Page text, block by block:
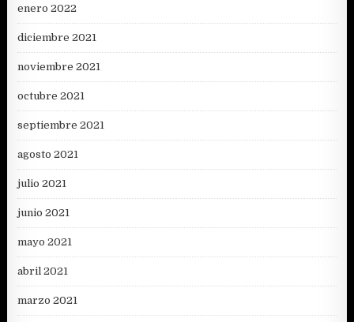
enero 2022
diciembre 2021
noviembre 2021
octubre 2021
septiembre 2021
agosto 2021
julio 2021
junio 2021
mayo 2021
abril 2021
marzo 2021